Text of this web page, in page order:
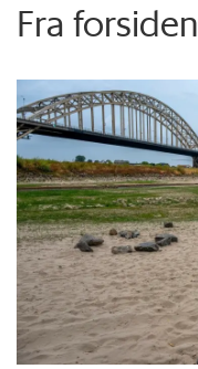
Fra forsiden